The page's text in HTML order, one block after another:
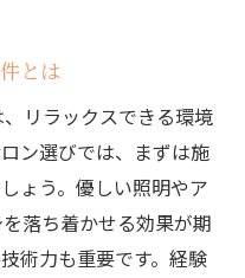
とは
リラックスできる環境
ン選びでは、まずは施
ょう。優しい照明やア
落ち着かせる効果が期
術力も重要です。経験